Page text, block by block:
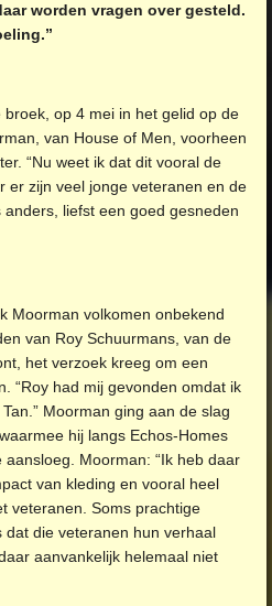
worden vragen over gesteld.
op 4 mei in het gelid op de
van House of Men, voorheen
“Nu weet ik dat dit vooral de
er zijn veel jonge veteranen en de
liefst een goed gesneden
Moorman volkomen onbekend
van Roy Schuurmans, van de
het verzoek kreeg om een
“Roy had mij gevonden omdat ik
Moorman ging aan de slag
hij langs Echos-Homes
Moorman: “Ik heb daar
van kleding en vooral heel
veteranen. Soms prachtige
dat die veteranen hun verhaal
aanvankelijk helemaal niet